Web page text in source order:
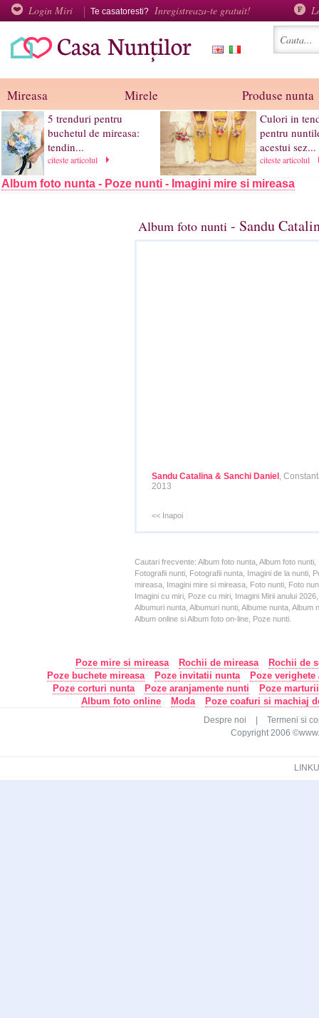
Login Miri Te casatoresti? Inregistreaza-te gratuit!
Mireasa Mirele Produse nunta
5 trenduri pentru
buchetul de mireasa:
tendin...
citeste articolul
Culori in
pentru
acestui sez...
citeste articolul
Album foto nunta - Poze nunti - Imagini mire si mireasa
Album foto nunti - Sandu
Sandu Catalina & Sanchi Daniel ,
2013
<< Inapoi
Cautari frecvente: Album foto nunta, Album foto
Fotografii nunti, Fotografii nunta, Imagini de la nunti,
mireasa, Imagini mire si mireasa, Foto nunti, Foto
Imagini cu miri, Poze cu miri, Imagini Mirii anului
Albumuri nunta, Albumuri nunti, Albume nunta,
Album online si Album foto on-line, Poze nunti.
Poze mire si mireasa Rochii de mireasa
Rochii de
Poze buchete mireasa
Poze invitatii nunta
Poze
Poze corturi nunta
Poze aranjamente nunti
Poze
Album foto online
Moda Poze coafuri si machiaj
Despre noi
Termeni si
Copyright 2006